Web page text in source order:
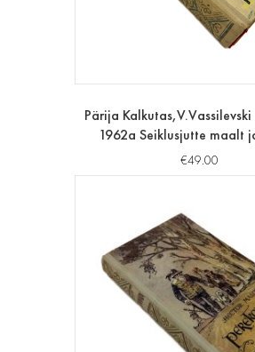
Pärija
1962a Seiklusjutte maalt
€49.00